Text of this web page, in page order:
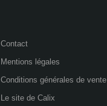
Contact
Mentions légales
Conditions générales de vente
Le site de Calix